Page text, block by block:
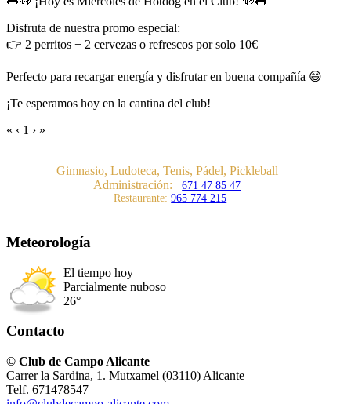
Disfruta de nuestra promo especial:
👉 2 perritos + 2 cervezas o refrescos por solo 10€
Perfecto para recargar energía y disfrutar en buena compañía 😄
¡Te esperamos hoy en la cantina del club!
« ‹ 1 › »
Gimnasio, Ludoteca, Tenis, Pádel, Pickleball
Administración:
671 47 85 47
Restaurante: 965 774 215
Meteorología
El tiempo hoy
Parcialmente nuboso
26°
Contacto
© Club de Campo Alicante
Carrer la Sardina, 1. Mutxamel (03110) Alicante
Telf. 671478547